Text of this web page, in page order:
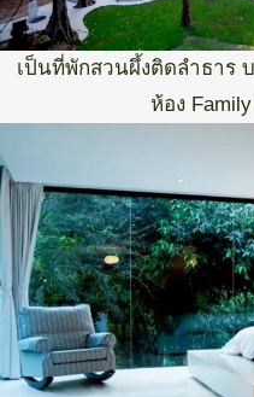
เป็นที่พักสวนผึ้งติดลำธาร
ห้อง